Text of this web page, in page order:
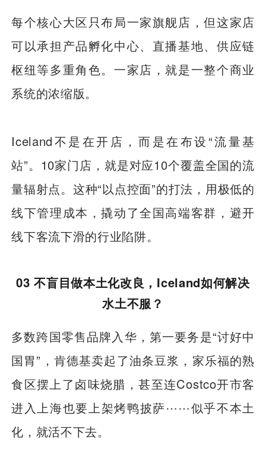
每个核心大区只布局一家旗舰店，但这家店
可以承担产品孵化中心、直播基地、供应链
枢纽等多重角色。一家店，就是一整个商业
系统的浓缩版。
Iceland不是在开店，而是在布设“流量基
站”。10家门店，就是对应10个覆盖全国的流
量辐射点。这种“以点控面”的打法，用极低的
线下管理成本，撬动了全国高端客群，避开
线下客流下滑的行业陷阱。
03 不盲目做本土化改良，Iceland如何解决
水土不服？
多数跨国零售品牌入华，第一要务是“讨好中
国胃”，肯德基卖起了油条豆浆，家乐福的熟
食区摆上了卤味烧腊，甚至连Costco开市客
进入上海也要上架烤鸭披萨⋯⋯似乎不本土
化，就活不下去。